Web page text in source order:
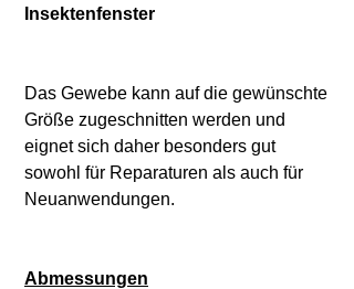
Insektenfenster
Das Gewebe kann auf die gewünschte
Größe zugeschnitten werden und
eignet sich daher besonders gut
sowohl für Reparaturen als auch für
Neuanwendungen.
Abmessungen